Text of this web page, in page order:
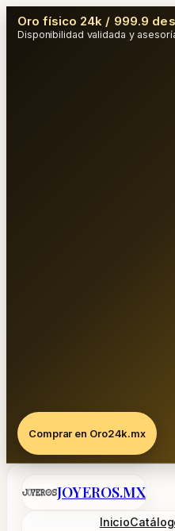
Oro físico 24k / 999.9
Disponibilidad validada y
Comprar en Oro24k.mx
Saltar
JOYEROS.MX
Inicio